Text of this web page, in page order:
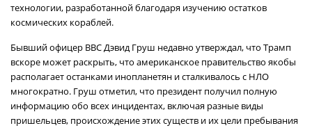
технологии, разработанной благодаря изучению остатков
космических кораблей.
Бывший офицер ВВС Дэвид Груш недавно утверждал, что Трамп
вскоре может раскрыть, что американское правительство якобы
располагает останками инопланетян и сталкивалось с НЛО
многократно. Груш отметил, что президент получил полную
информацию обо всех инцидентах, включая разные виды
пришельцев, происхождение этих существ и их цели пребывания